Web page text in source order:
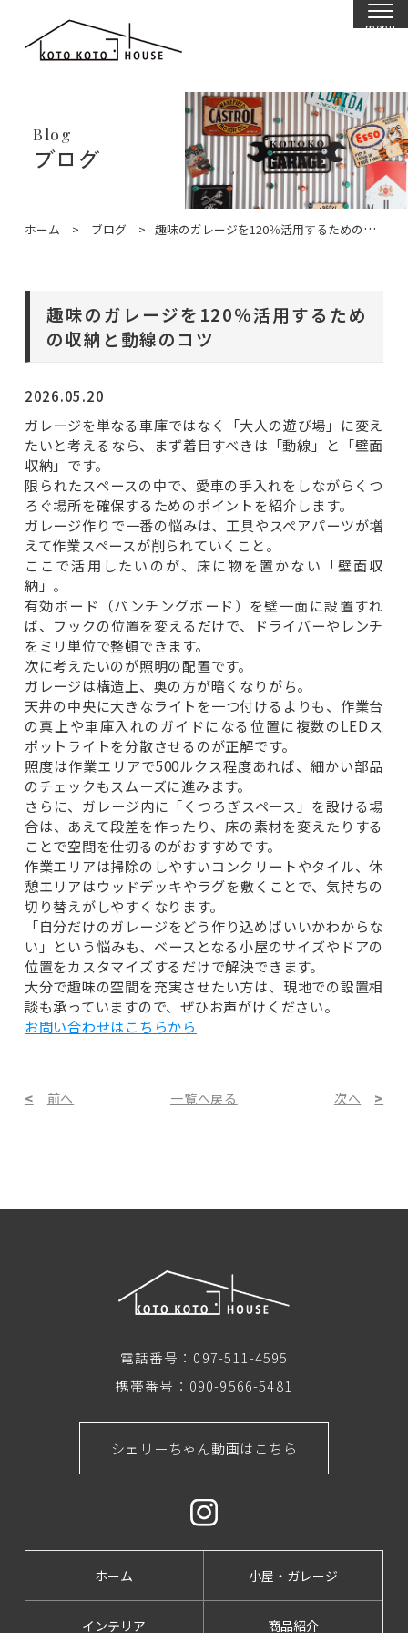
Blog
ブログ
menu
ホーム ブログ 趣味のガレージを120％活用するための収納と動線のコツ
趣味のガレージを120％活用するため
の収納と動線のコツ
2026.05.20
ガレージを単なる車庫ではなく「大人の遊び場」に変え
たいと考えるなら、まず着目すべきは「動線」と「壁面
収納」です。
限られたスペースの中で、愛車の手入れをしながらくつ
ろぐ場所を確保するためのポイントを紹介します。
ガレージ作りで一番の悩みは、工具やスペアパーツが増
えて作業スペースが削られていくこと。
ここで活用したいのが、床に物を置かない「壁面収
納」。
有効ボード（パンチングボード）を壁一面に設置すれ
ば、フックの位置を変えるだけで、ドライバーやレンチ
をミリ単位で整頓できます。
次に考えたいのが照明の配置です。
ガレージは構造上、奥の方が暗くなりがち。
天井の中央に大きなライトを一つ付けるよりも、作業台
の真上や車庫入れのガイドになる位置に複数のLEDス
ポットライトを分散させるのが正解です。
照度は作業エリアで500ルクス程度あれば、細かい部品
のチェックもスムーズに進みます。
さらに、ガレージ内に「くつろぎスペース」を設ける場
合は、あえて段差を作ったり、床の素材を変えたりする
ことで空間を仕切るのがおすすめです。
作業エリアは掃除のしやすいコンクリートやタイル、休
憩エリアはウッドデッキやラグを敷くことで、気持ちの
切り替えがしやすくなります。
「自分だけのガレージをどう作り込めばいいかわからな
い」という悩みも、ベースとなる小屋のサイズやドアの
位置をカスタマイズするだけで解決できます。
大分で趣味の空間を充実させたい方は、現地での設置相
談も承っていますので、ぜひお声がけください。
お問い合わせはこちらから
前へ 一覧へ戻る 次へ
電話番号： 097-511-4595
携帯番号： 090-9566-5481
シェリーちゃん動画はこちら
ホーム 小屋・ガレージ
インテリア 商品紹介